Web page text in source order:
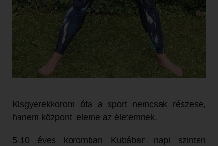
Kisgyerekkorom óta a sport nemcsak részese,
hanem központi eleme az életemnek.
5-10 éves koromban Kubában napi szinten